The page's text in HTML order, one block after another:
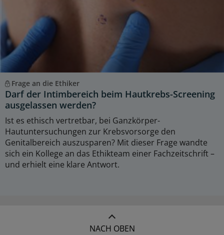
Frage an die Ethiker
Darf der Intimbereich beim Hautkrebs-Screening
ausgelassen werden?
Ist es ethisch vertretbar, bei Ganzkörper-
Hautuntersuchungen zur Krebsvorsorge den
Genitalbereich auszusparen? Mit dieser Frage wandte
sich ein Kollege an das Ethikteam einer Fachzeitschrift –
und erhielt eine klare Antwort.
NACH OBEN